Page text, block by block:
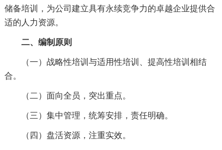
储备培训，为公司建立具有永续竞争力的卓越企业提供合
适的人力资源。
二、编制原则
（一）战略性培训与适用性培训、提高性培训相结
合。
（二）面向全员，突出重点。
（三）集中管理，统筹安排，责任明确。
（四）盘活资源，注重实效。